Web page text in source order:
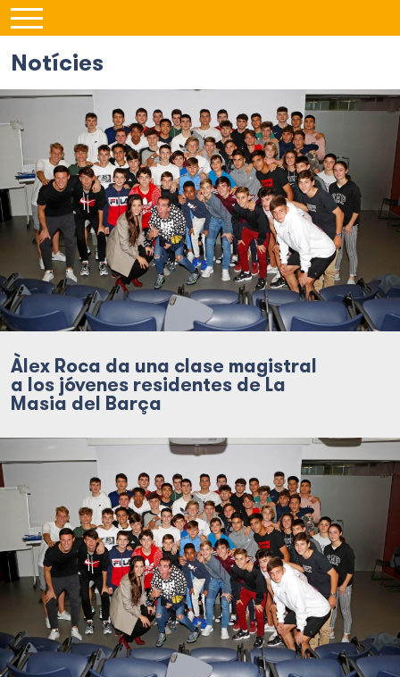
Notícies
Àlex Roca da una clase magistral
a los jóvenes residentes de La
Masia del Barça